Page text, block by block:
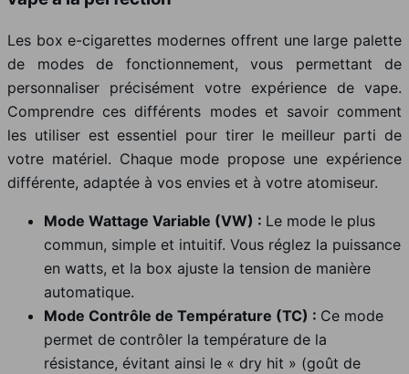
Les box e-cigarettes modernes offrent une large palette
de modes de fonctionnement, vous permettant de
personnaliser précisément votre expérience de vape.
Comprendre ces différents modes et savoir comment
les utiliser est essentiel pour tirer le meilleur parti de
votre matériel. Chaque mode propose une expérience
différente, adaptée à vos envies et à votre atomiseur.
Mode Wattage Variable (VW) : Le mode le plus
commun, simple et intuitif. Vous réglez la puissance
en watts, et la box ajuste la tension de manière
automatique.
Mode Contrôle de Température (TC) : Ce mode
permet de contrôler la température de la
résistance, évitant ainsi le « dry hit » (goût de